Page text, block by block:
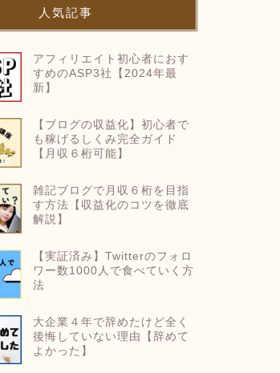
人気記事
アフィリエイト初心者におす
すめのASP3社【2024年最
新】
【ブログの収益化】初心者で
も稼げるしくみ完全ガイド
【月収６桁可能】
雑記ブログで月収６桁を目指
す方法【収益化のコツを徹底
解説】
【実証済み】Twitterのフォロ
ワー数1000人で食べていく方
法
大企業４年で辞めたけど全く
後悔していない理由【辞めて
よかった】